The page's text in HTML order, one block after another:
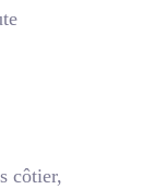
côtier,